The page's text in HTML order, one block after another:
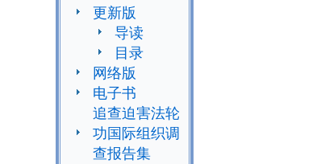
更新版
导读
目录
网络版
电子书
追查迫害法轮
功国际组织调
查报告集